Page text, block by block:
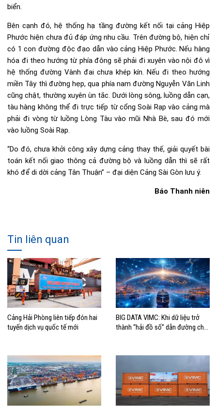
biển.
Bên cạnh đó, hệ thống hạ tầng đường kết nối tại cảng Hiệp
Phước hiện chưa đủ đáp ứng nhu cầu. Trên đường bộ, hiện chỉ
có 1 con đường độc đạo dẫn vào cảng Hiệp Phước. Nếu hàng
hóa đi theo hướng từ phía đông sẽ phải đi xuyên vào nội đô vì
hệ thống đường Vành đai chưa khép kín. Nếu đi theo hướng
miền Tây thì đường hẹp, qua phía nam đường Nguyễn Văn Linh
cũng chật, thường xuyên ùn tắc. Dưới lòng sông, luồng dẫn cạn,
tàu hàng không thể đi trực tiếp từ cổng Soài Rạp vào cảng mà
phải đi vòng từ luồng Lòng Tàu vào mũi Nhà Bè, sau đó mới
vào luồng Soài Rạp.
“Do đó, chưa khởi công xây dựng cảng thay thế, giải quyết bài
toán kết nối giao thông cả đường bộ và luồng dẫn thì sẽ rất
khó để di dời cảng Tân Thuận” – đại diện Cảng Sài Gòn lưu ý.
Báo Thanh niên
Tin liên quan
Cảng Hải Phòng liên tiếp đón hai
tuyến dịch vụ quốc tế mới
BIG DATA VIMC: Khi dữ liệu trở
thành “hải đồ số” dẫn đường cho